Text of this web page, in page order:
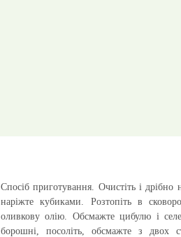
Спосіб приготування. Очистіть і
наріжте кубиками. Розтопіть в
оливкову олію. Обсмажте цибулю і
борошні, посоліть, обсмажте з двох